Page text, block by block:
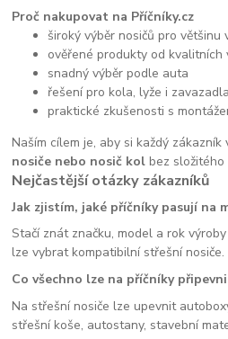
Proč nakupovat na Příčníky.cz
široký výběr nosičů pro většinu
ověřené produkty od kvalitních
snadný výběr podle auta
řešení pro kola, lyže i zavazadla
praktické zkušenosti s
Naším cílem je, aby si každý zákazník
nosiče nebo nosič kol bez složitého
Nejčastější otázky zákazníků
Jak zjistím, jaké příčníky pasují na
Stačí znát značku, model a rok
lze vybrat kompatibilní střešní nosiče.
Co všechno lze na příčníky
Na střešní nosiče lze upevnit
střešní koše, autostany, stavební